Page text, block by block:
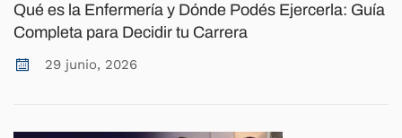
Qué es la Enfermería y Dónde Podés Ejercerla: Guía
Completa para Decidir tu Carrera
29 junio, 2026